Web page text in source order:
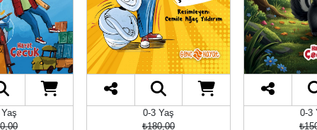
0-3 Yaş
₺180,00
0-3